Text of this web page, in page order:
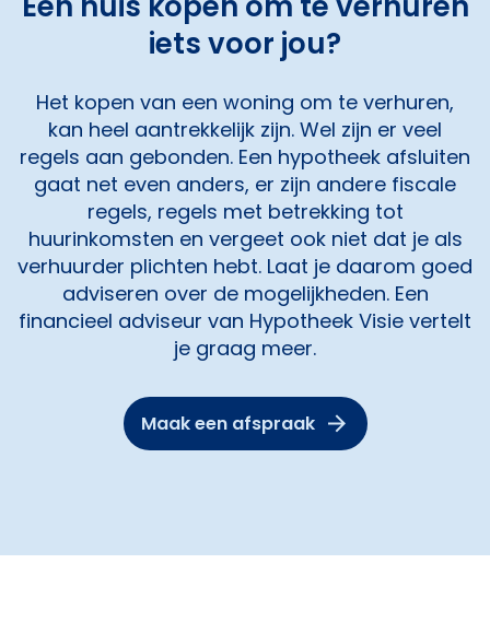
iets voor jou?
Het kopen van een woning om te verhuren,
kan heel aantrekkelijk zijn. Wel zijn er veel
regels aan gebonden. Een hypotheek afsluiten
gaat net even anders, er zijn andere fiscale
regels, regels met betrekking tot
huurinkomsten en vergeet ook niet dat je als
verhuurder plichten hebt. Laat je daarom goed
adviseren over de mogelijkheden. Een
financieel adviseur van Hypotheek Visie vertelt
je graag meer.
Maak een afspraak